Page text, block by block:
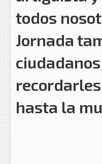
todos
Jornada
hasta la